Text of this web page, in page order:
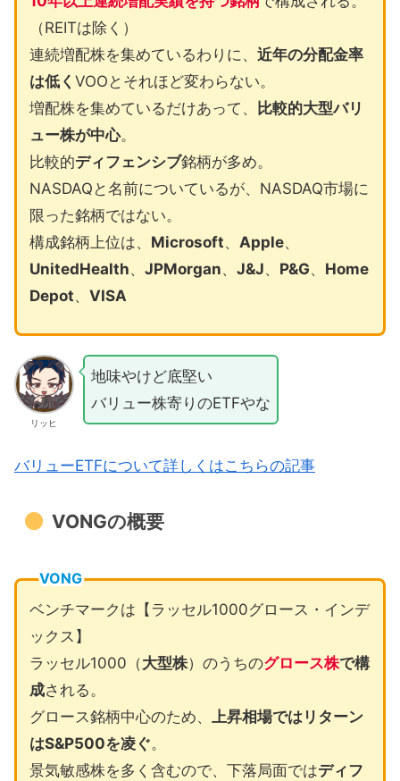
（REITは除く）
連続増配株を集めているわりに、 近年の分配金率
は低く VOOとそれほど変わらない。
増配株を集めているだけあって、
比較的大型バリ
ュー株が中心。
比較的ディフェンシブ銘柄が多め。
NASDAQと名前についているが、NASDAQ市場に
限った銘柄ではない。
構成銘柄上位は、 Microsoft、 Apple、
UnitedHealth、 JPMorgan、 J&J、 P&G、 Home
Depot、 VISA
リッヒ
地味やけど底堅い
バリュー株寄りのETFやな
バリューETFについて詳しくはこちらの記事
VONGの概要
VONG
ベンチマークは【ラッセル1000グロース・インデ
ックス】
ラッセル1000（大型株）のうちのグロース株で構
成される。
グロース銘柄中心のため、 上昇相場ではリターン
はS&P500を凌ぐ。
景気敏感株を多く含むので、下落局面ではディフ